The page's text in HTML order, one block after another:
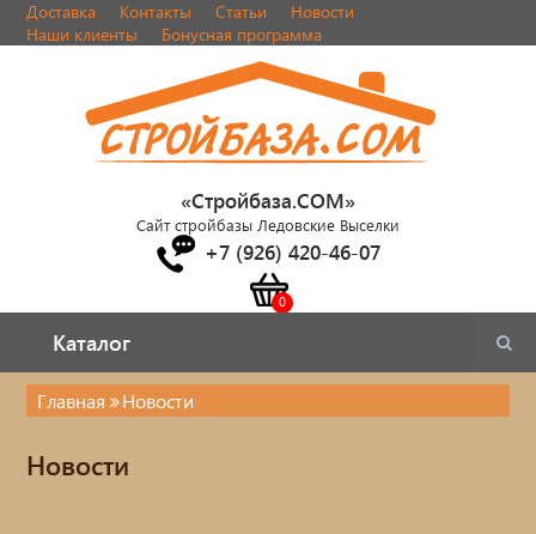
Доставка Контакты Статьи
Новости
Наши клиенты
Бонусная программа
«Стройбаза.COM»
Сайт стройбазы Ледовские Выселки
+7 (926) 420-46-07
Каталог
Каталог
Главная Новости
Новости